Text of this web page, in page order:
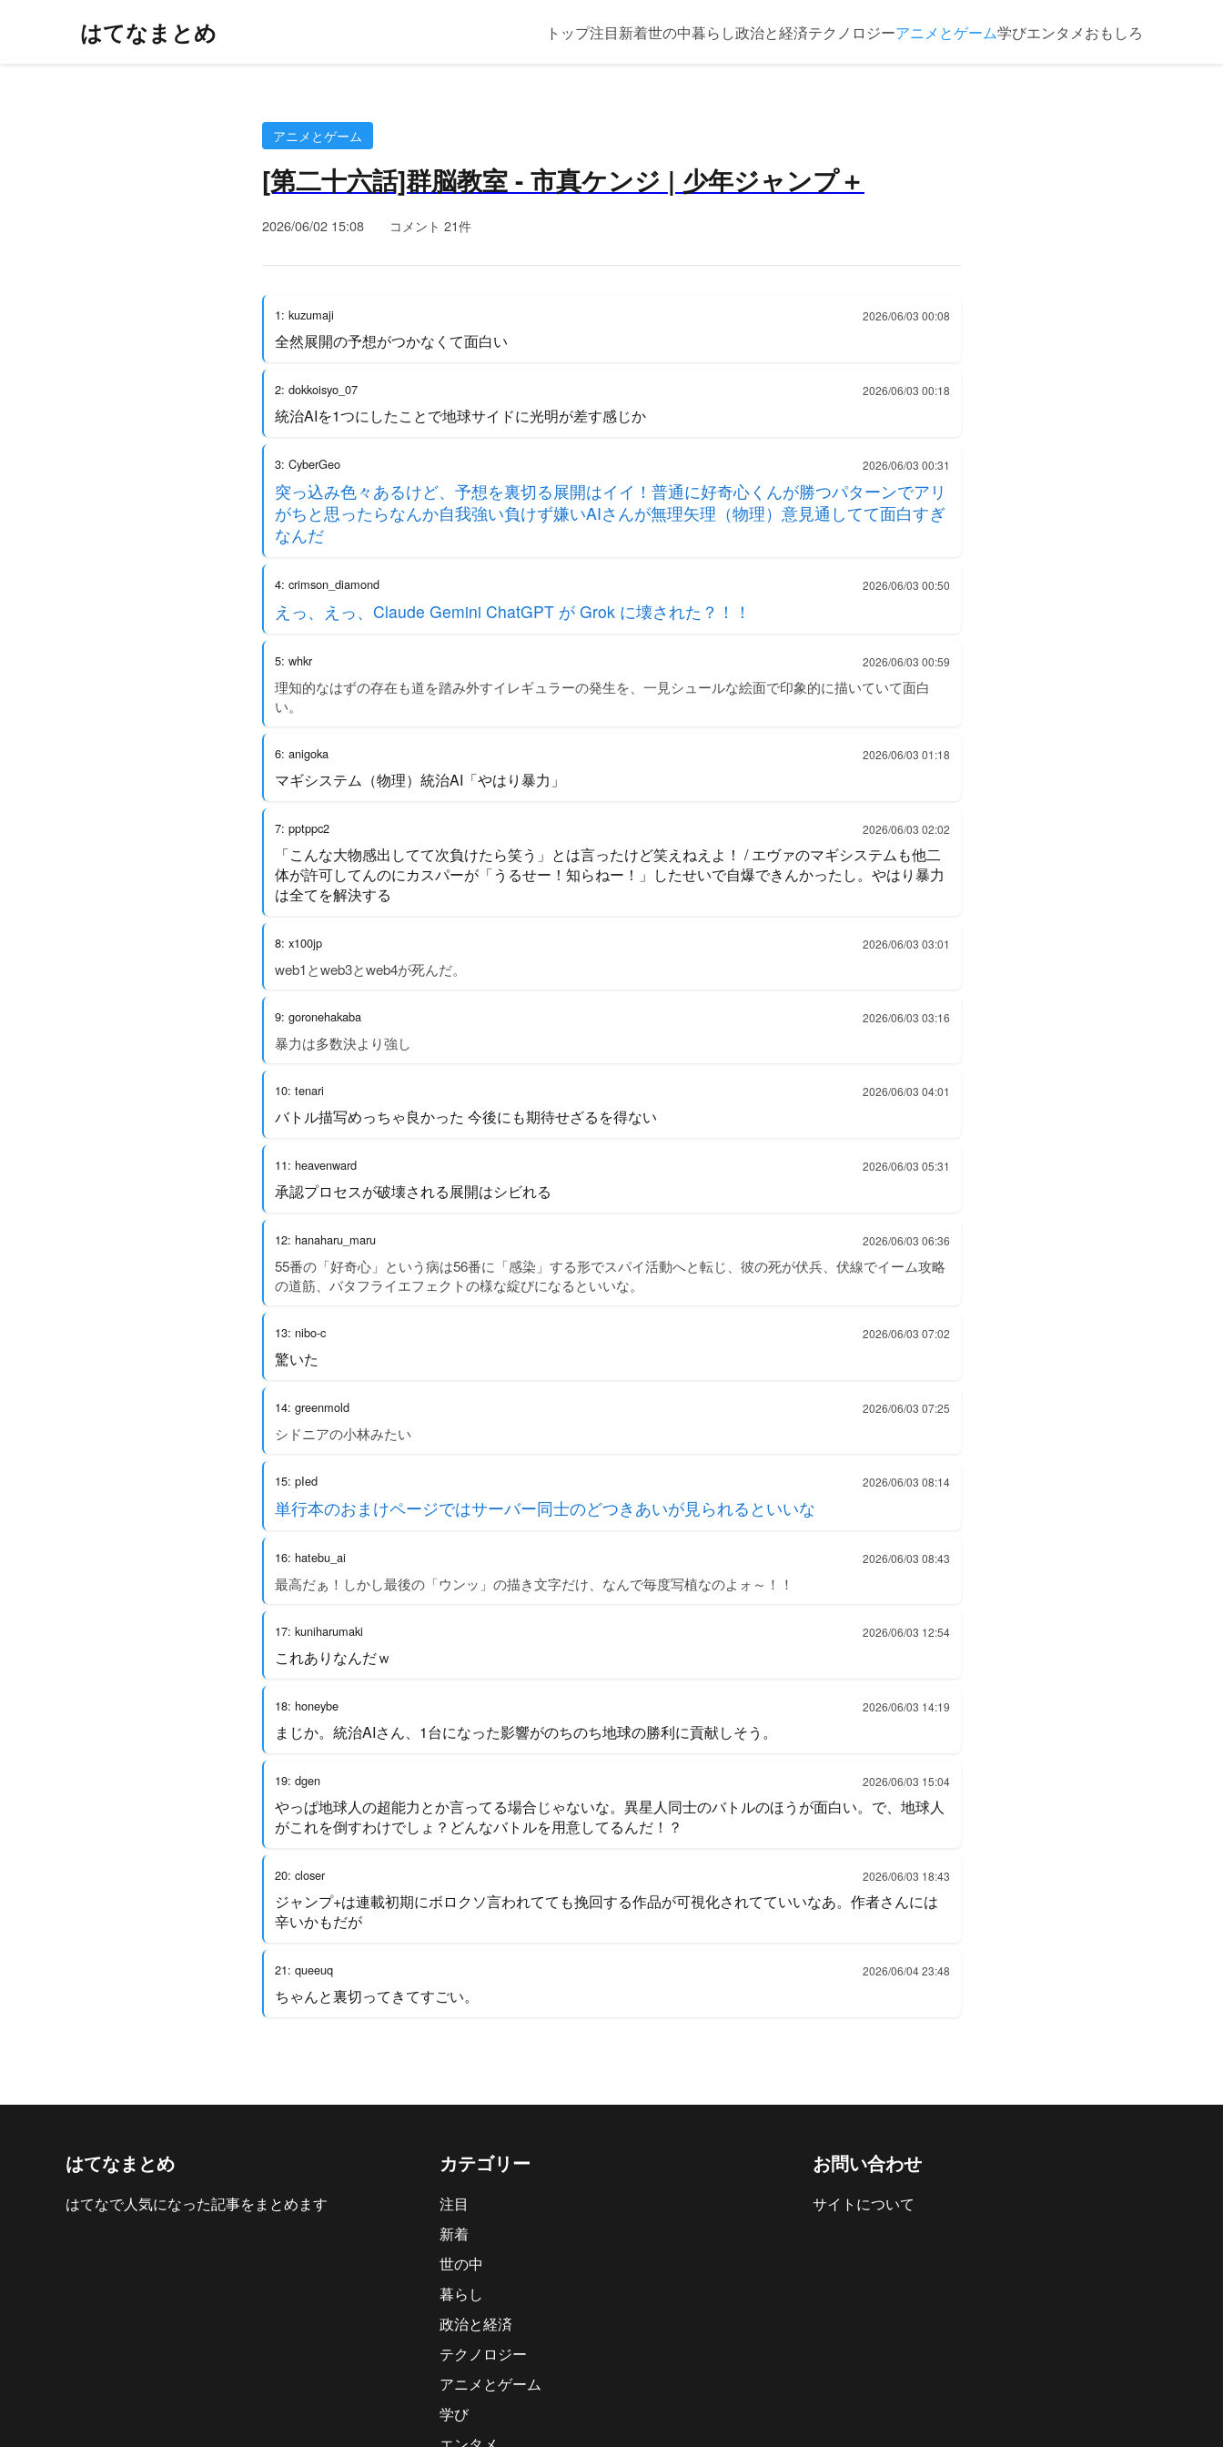
はてなまとめ トップ注目新着世の中暮らし政治と経済テクノロジーアニメとゲーム学びエンタメおもしろ
アニメとゲーム
[第二十六話]群脳教室 - 市真ケンジ | 少年ジャンプ＋
2026/06/02 15:08 コメント 21件
1: kuzumaji 2026/06/03 00:08
全然展開の予想がつかなくて面白い
2: dokkoisyo_07 2026/06/03 00:18
統治AIを1つにしたことで地球サイドに光明が差す感じか
3: CyberGeo 2026/06/03 00:31
突っ込み色々あるけど、予想を裏切る展開はイイ！普通に好奇心くんが勝つパターンでアリ
がちと思ったらなんか自我強い負けず嫌いAIさんが無理矢理（物理）意見通してて面白すぎ
なんだ
4: crimson_diamond 2026/06/03 00:50
えっ、えっ、Claude Gemini ChatGPT が Grok に壊された？！！
5: whkr 2026/06/03 00:59
理知的なはずの存在も道を踏み外すイレギュラーの発生を、一見シュールな絵面で印象的に描いていて面白
い。
6: anigoka 2026/06/03 01:18
マギシステム（物理）統治AI「やはり暴力」
7: pptppc2 2026/06/03 02:02
「こんな大物感出してて次負けたら笑う」とは言ったけど笑えねえよ！ / エヴァのマギシステムも他二
体が許可してんのにカスパーが「うるせー！知らねー！」したせいで自爆できんかったし。やはり暴力
は全てを解決する
8: x100jp 2026/06/03 03:01
web1とweb3とweb4が死んだ。
9: goronehakaba 2026/06/03 03:16
暴力は多数決より強し
10: tenari 2026/06/03 04:01
バトル描写めっちゃ良かった 今後にも期待せざるを得ない
11: heavenward 2026/06/03 05:31
承認プロセスが破壊される展開はシビれる
12: hanaharu_maru 2026/06/03 06:36
55番の「好奇心」という病は56番に「感染」する形でスパイ活動へと転じ、彼の死が伏兵、伏線でイーム攻略
の道筋、バタフライエフェクトの様な綻びになるといいな。
13: nibo-c 2026/06/03 07:02
驚いた
14: greenmold 2026/06/03 07:25
シドニアの小林みたい
15: pIed 2026/06/03 08:14
単行本のおまけページではサーバー同士のどつきあいが見られるといいな
16: hatebu_ai 2026/06/03 08:43
最高だぁ！しかし最後の「ウンッ」の描き文字だけ、なんで毎度写植なのよォ～！！
17: kuniharumaki 2026/06/03 12:54
これありなんだｗ
18: honeybe 2026/06/03 14:19
まじか。統治AIさん、1台になった影響がのちのち地球の勝利に貢献しそう。
19: dgen 2026/06/03 15:04
やっぱ地球人の超能力とか言ってる場合じゃないな。異星人同士のバトルのほうが面白い。で、地球人
がこれを倒すわけでしょ？どんなバトルを用意してるんだ！？
20: closer 2026/06/03 18:43
ジャンプ+は連載初期にボロクソ言われてても挽回する作品が可視化されてていいなあ。作者さんには
辛いかもだが
21: queeuq 2026/06/04 23:48
ちゃんと裏切ってきてすごい。
はてなまとめ
はてなで人気になった記事をまとめます
カテゴリー
注目
新着
世の中
暮らし
政治と経済
テクノロジー
アニメとゲーム
学び
お問い合わせ
サイトについて